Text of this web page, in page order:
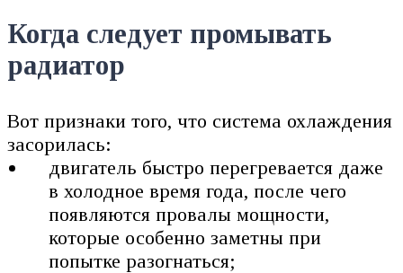
Когда следует промывать
радиатор
Вот признаки того, что система охлаждения
засорилась:
двигатель быстро перегревается даже
в холодное время года, после чего
появляются провалы мощности,
которые особенно заметны при
попытке разогнаться;